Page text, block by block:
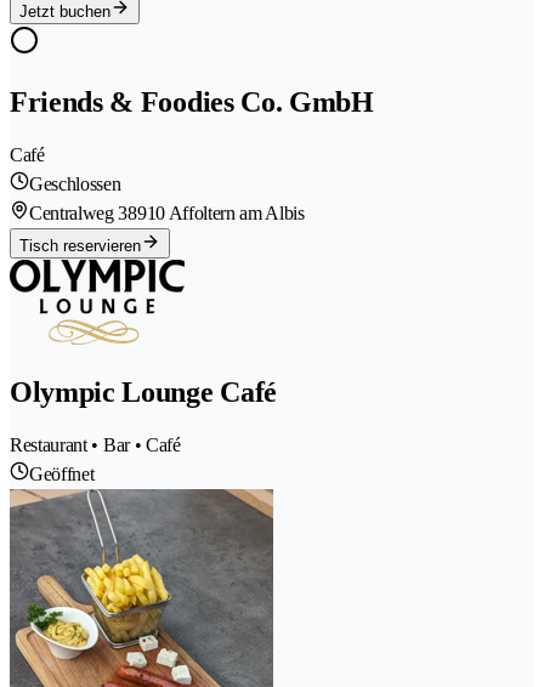
Jetzt buchen
Friends & Foodies Co. GmbH
Café
Geschlossen
Centralweg 38910 Affoltern am Albis
Tisch reservieren
Olympic Lounge Café
Restaurant • Bar • Café
Geöffnet